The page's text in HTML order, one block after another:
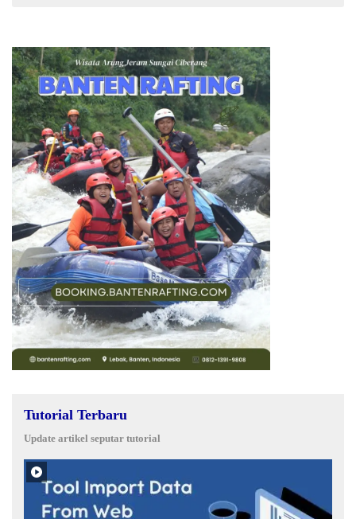
Tutorial Terbaru
Update artikel seputar tutorial